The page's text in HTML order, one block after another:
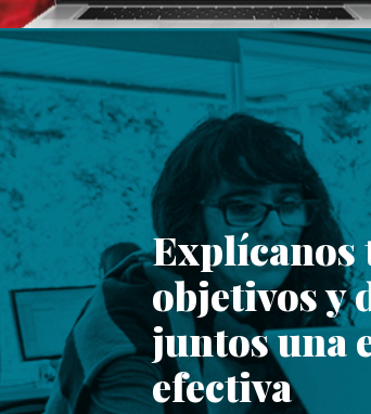
Explícanos
objetivos y
juntos una
efectiva